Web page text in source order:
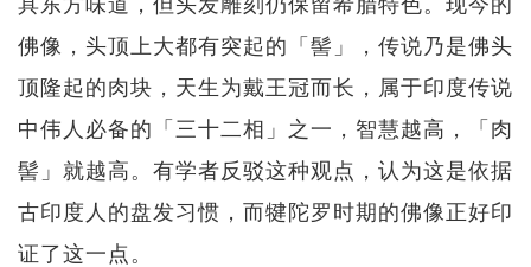
佛像，头顶上大都有突起的「髻」，传说乃是佛头
顶隆起的肉块，天生为戴王冠而长，属于印度传说
中伟人必备的「三十二相」之一，智慧越高，「肉
髻」就越高。有学者反驳这种观点，认为这是依据
古印度人的盘发习惯，而犍陀罗时期的佛像正好印
证了这一点。